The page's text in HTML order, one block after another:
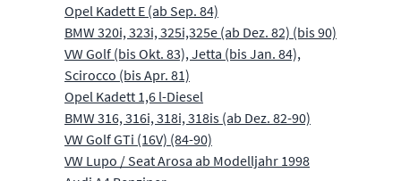
Opel Kadett E (ab Sep. 84)
BMW 320i, 323i, 325i,325e (ab Dez. 82) (bis 90)
VW Golf (bis Okt. 83), Jetta (bis Jan. 84),
Scirocco (bis Apr. 81)
Opel Kadett 1,6 l-Diesel
BMW 316, 316i, 318i, 318is (ab Dez. 82-90)
VW Golf GTi (16V) (84-90)
VW Lupo / Seat Arosa ab Modelljahr 1998